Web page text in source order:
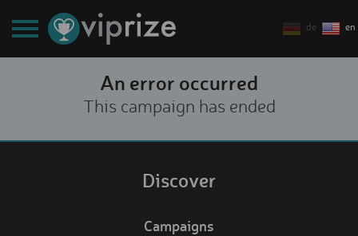
de en
An error occurred
This campaign has ended
Discover
Campaigns